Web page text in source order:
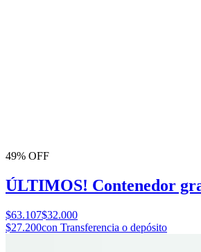
49% OFF
ÚLTIMOS! Contenedor
$63.107$32.000
$27.200con Transferencia o depósito